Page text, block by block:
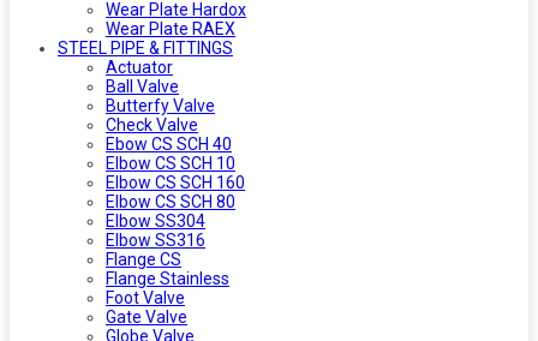
Wear Plate Hardox
Wear Plate RAEX
STEEL PIPE & FITTINGS
Actuator
Ball Valve
Butterfy Valve
Check Valve
Ebow CS SCH 40
Elbow CS SCH 10
Elbow CS SCH 160
Elbow CS SCH 80
Elbow SS304
Elbow SS316
Flange CS
Flange Stainless
Foot Valve
Gate Valve
Globe Valve